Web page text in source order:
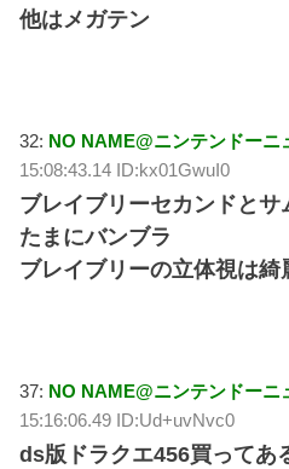
他はメガテン
32: NO NAME@ニンテンドーニ
15:08:43.14 ID:kx01GwuI0
ブレイブリーセカンドと
たまにバンブラ
ブレイブリーの立体視は綺
37: NO NAME@ニンテンドーニ
15:16:06.49 ID:Ud+uvNvc0
ds版ドラクエ456買ってあ